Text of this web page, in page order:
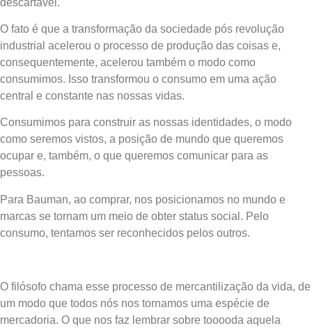
O fato é que a transformação da sociedade pós revolução
industrial acelerou o processo de produção das coisas e,
consequentemente, acelerou também o modo como
consumimos. Isso transformou o consumo em uma ação
central e constante nas nossas vidas.
Consumimos para construir as nossas identidades, o modo
como seremos vistos, a posição de mundo que queremos
ocupar e, também, o que queremos comunicar para as
pessoas.
Para Bauman, ao comprar, nos posicionamos no mundo e
marcas se tornam um meio de obter status social. Pelo
consumo, tentamos ser reconhecidos pelos outros.
O filósofo chama esse processo de mercantilização da vida, de
um modo que todos nós nos tornamos uma espécie de
mercadoria. O que nos faz lembrar sobre tooooda aquela